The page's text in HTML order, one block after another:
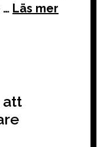
att